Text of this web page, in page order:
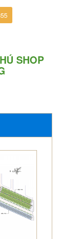
SHOP